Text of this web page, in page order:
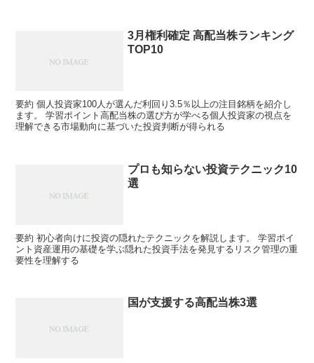
3月権利確定 高配当株ランキング
TOP10
要約 個人投資家100人が選んだ利回り3.5％以上の注目銘柄を紹介し
ます。 学習ポイント高配当株の選び方が学べる個人投資家の視点を
理解できる市場動向に基づいた投資判断が得られる
プロも知らない投資テクニック10
選
要約 初心者向けに投資の隠れたテクニックを解説します。 学習ポイ
ント資産運用の基礎を学ぶ隠れた投資手法を発見するリスク管理の重
要性を理解する
国が支援する高配当株3選